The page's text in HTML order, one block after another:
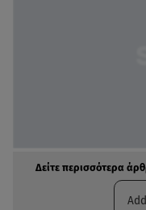
Δείτε περισσότερα